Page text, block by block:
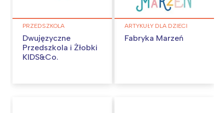
PRZEDSZKOLA
Dwujęzyczne
Przedszkola i Żłobki
KIDS&Co.
ARTYKUŁY DLA DZIECI
Fabryka Marzeń